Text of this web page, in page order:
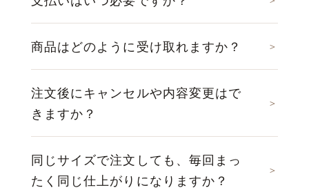
商品はどのように受け取れますか？
注文後にキャンセルや内容変更はで
きますか？
同じサイズで注文しても、毎回まっ
たく同じ仕上がりになりますか？